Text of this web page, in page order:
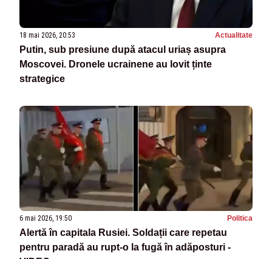
18 mai 2026, 20:53 Actualitate
Putin, sub presiune după atacul uriaș asupra
Moscovei. Dronele ucrainene au lovit ținte
strategice
6 mai 2026, 19:50 Politica
Alertă în capitala Rusiei. Soldații care repetau
pentru paradă au rupt-o la fugă în adăposturi -